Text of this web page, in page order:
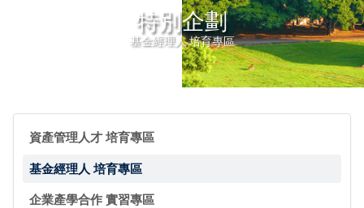
特別企劃
基金經理人 培育專區
資產管理人才 培育專區
基金經理人 培育專區
企業產學合作 實習專區